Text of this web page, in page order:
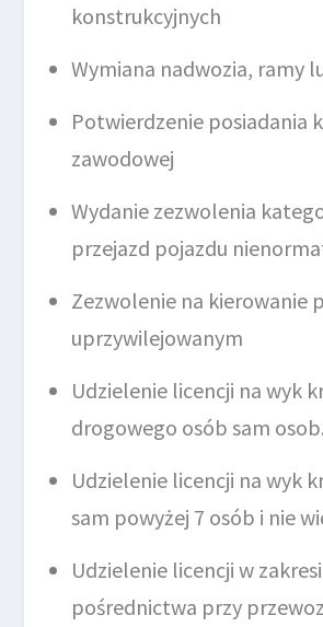
konstrukcyjnych
Wymiana nadwozia, ramy
Potwierdzenie posiadania
zawodowej
Wydanie zezwolenia
przejazd pojazdu
Zezwolenie na kierowanie
uprzywilejowanym
Udzielenie licencji na wyk
drogowego osób sam osob.
Udzielenie licencji na wyk
sam powyżej 7 osób i nie
Udzielenie licencji w
pośrednictwa przy